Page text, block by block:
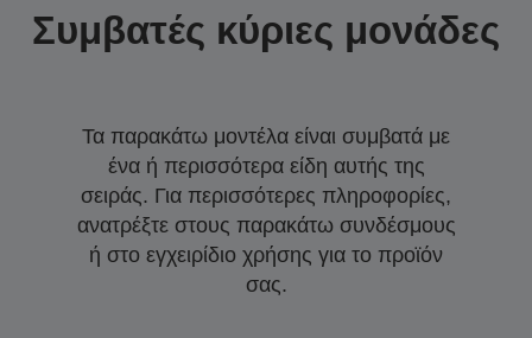
Συμβατές κύριες μονάδες
Τα παρακάτω μοντέλα είναι συμβατά με
ένα ή περισσότερα είδη αυτής της
σειράς. Για περισσότερες πληροφορίες,
ανατρέξτε στους παρακάτω συνδέσμους
ή στο εγχειρίδιο χρήσης για το προϊόν
σας.